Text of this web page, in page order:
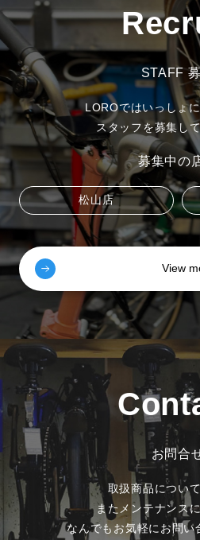
STAFF
LOROではいっしょ
スタッフを募集し
募集中の
松山店
View
お問合
取扱商品につい
またメンテナンス
なんでもお気軽にお問い